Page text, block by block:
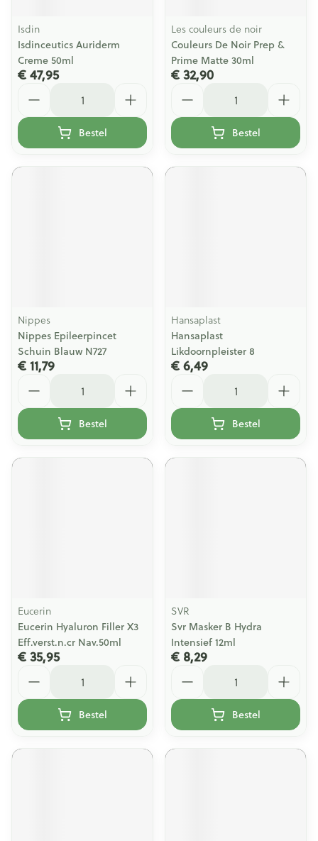
Isdin
Isdinceutics Auriderm
Creme 50ml
€ 47,95
Bestel
Les couleurs de noir
Couleurs De Noir Prep &
Prime Matte 30ml
€ 32,90
Bestel
Nippes
Nippes Epileerpincet
Schuin Blauw N727
€ 11,79
Bestel
Hansaplast
Hansaplast
Likdoornpleister 8
€ 6,49
Bestel
Eucerin
Eucerin Hyaluron Filler X3
Eff.verst.n.cr Nav.50ml
€ 35,95
Bestel
SVR
Svr Masker B Hydra
Intensief 12ml
€ 8,29
Bestel